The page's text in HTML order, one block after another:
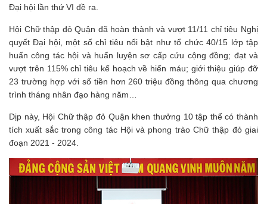
Đại hội lần thứ VI đề ra.
Hội Chữ thập đỏ Quận đã hoàn thành và vượt 11/11 chỉ tiêu Nghị
quyết Đại hội, một số chỉ tiêu nổi bật như tổ chức 40/15 lớp tập
huấn công tác hội và huấn luyện sơ cấp cứu cộng đồng; đạt và
vượt trên 115% chỉ tiêu kế hoạch về hiến máu; giới thiệu giúp đỡ
23 trường hợp với số tiền hơn 260 triệu đồng thông qua chương
trình tháng nhân đạo hàng năm…
Dịp này, Hội Chữ thập đỏ Quận khen thưởng 10 tập thể có thành
tích xuất sắc trong công tác Hội và phong trào Chữ thập đỏ giai
đoạn 2021 - 2024.